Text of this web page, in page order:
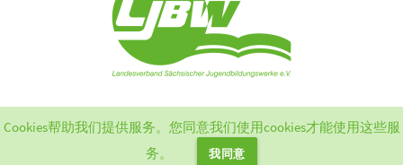
BBB-Serverfarm operated by Landjugend Sachsen e. V.
Cookies帮助我们提供服务。您同意我们使用cookies才能使用这些服
务。
我同意